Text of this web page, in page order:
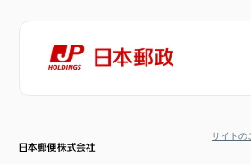
サイトの